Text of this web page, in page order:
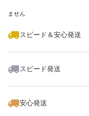
ません
スピード＆安心発送
スピード発送
安心発送